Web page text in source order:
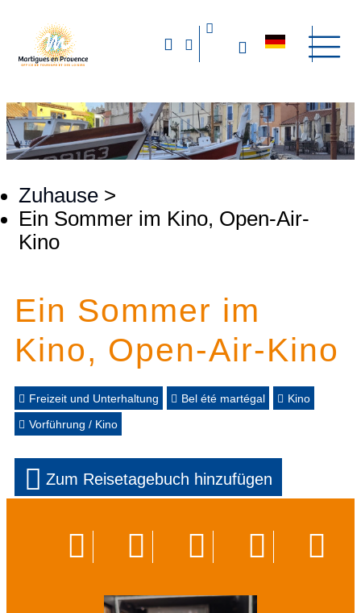
Zuhause >
Ein Sommer im Kino, Open-Air-
Kino
Ein Sommer im
Kino, Open-Air-Kino
Freizeit und Unterhaltung Bel été martégal
Kino
Vorführung / Kino
Zum Reisetagebuch hinzufügen